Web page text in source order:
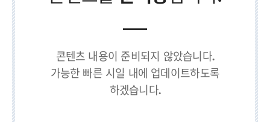
역
펼
치
기
밴
드
역
닫
기
콘텐츠 내용이 준비되지 않았습니다.
가능한 빠른 시일 내에 업데이트하도록
하겠습니다.